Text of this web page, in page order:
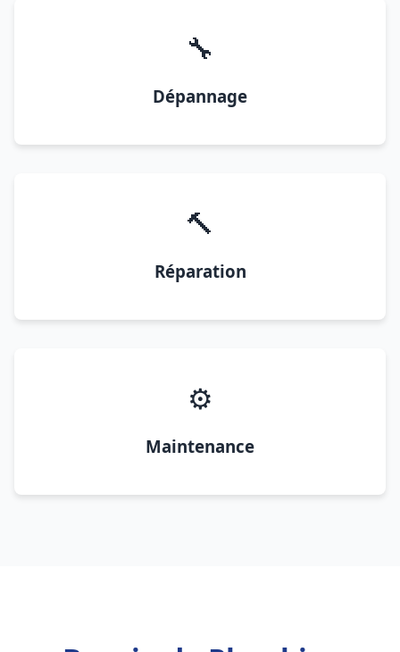
🔧
Dépannage
🔨
Réparation
⚙️
Maintenance